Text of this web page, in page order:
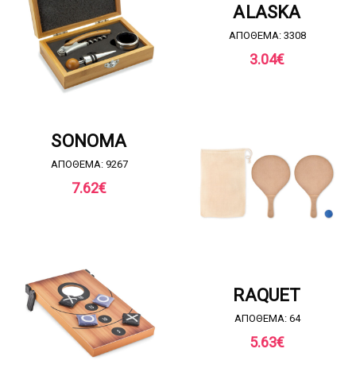
ALASKA
ΑΠΟΘΕΜΑ: 3308
3.04€
SONOMA
ΑΠΟΘΕΜΑ: 9267
7.62€
RAQUET
ΑΠΟΘΕΜΑ: 64
5.63€